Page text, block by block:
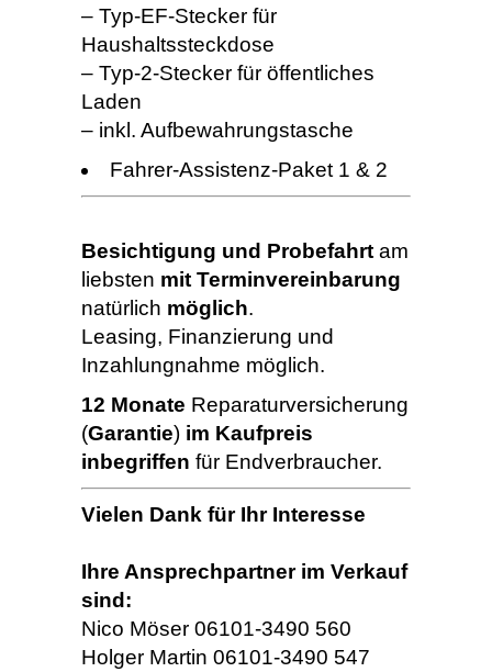
– Typ-EF-Stecker für
Haushaltssteckdose
– Typ-2-Stecker für öffentliches
Laden
– inkl. Aufbewahrungstasche
Fahrer-Assistenz-Paket 1 & 2
Besichtigung und Probefahrt am
liebsten mit Terminvereinbarung
natürlich möglich.
Leasing, Finanzierung und
Inzahlungnahme möglich.
12 Monate Reparaturversicherung
(Garantie) im Kaufpreis
inbegriffen für Endverbraucher.
Vielen Dank für Ihr Interesse
Ihre Ansprechpartner im Verkauf
sind:
Nico Möser 06101-3490 560
Holger Martin 06101-3490 547